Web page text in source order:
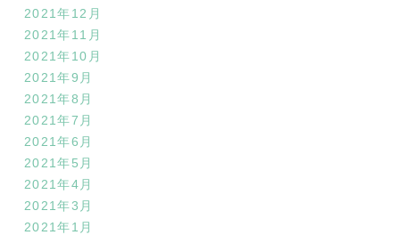
2021年12月
2021年11月
2021年10月
2021年9月
2021年8月
2021年7月
2021年6月
2021年5月
2021年4月
2021年3月
2021年1月